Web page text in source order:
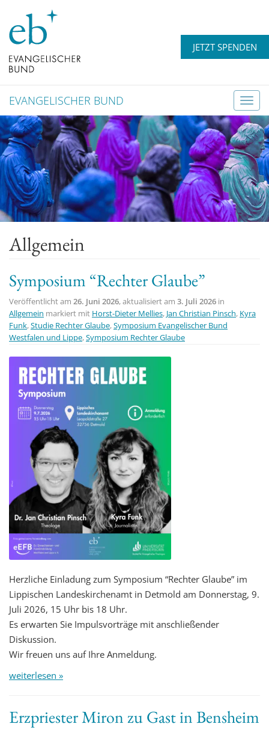
JETZT SPENDEN
T
o
g
g
l
e
n
a
v
o
EVANGELISCHER BUND
Allgemein
Symposium “Rechter Glaube”
Veröffentlicht am 26. Juni 2026, aktualisiert am 3. Juli 2026 in
Allgemein markiert mit Horst-Dieter Mellies, Jan Christian Pinsch, Kyra
Funk,Studie Rechter Glaube,Symposium Evangelischer Bund
Westfalen und Lippe,Symposium Rechter Glaube
Herzliche Einladung zum Symposium “Rechter Glaube” im
Lippischen Landeskirchenamt in Detmold am Donnerstag, 9.
Juli 2026, 15 Uhr bis 18 Uhr.
Es erwarten Sie Impulsvorträge mit anschließender
Diskussion.
Wir freuen uns auf Ihre Anmeldung.
weiterlesen »
Erzpriester Miron zu Gast in Bensheim